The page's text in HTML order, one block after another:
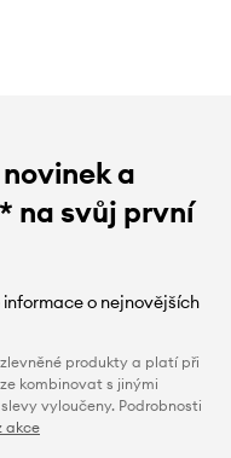
a
na svůj první
o nejnovějších
produkty a platí při
kombinovat s jinými
vyloučeny. Podrobnosti
akce